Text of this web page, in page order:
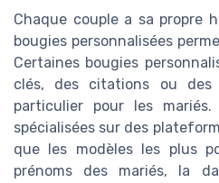
Chaque couple a sa propre
bougies personnalisées
Certaines bougies
clés, des citations ou
particulier pour les
spécialisées sur des
que les modèles les plus
prénoms des mariés, la